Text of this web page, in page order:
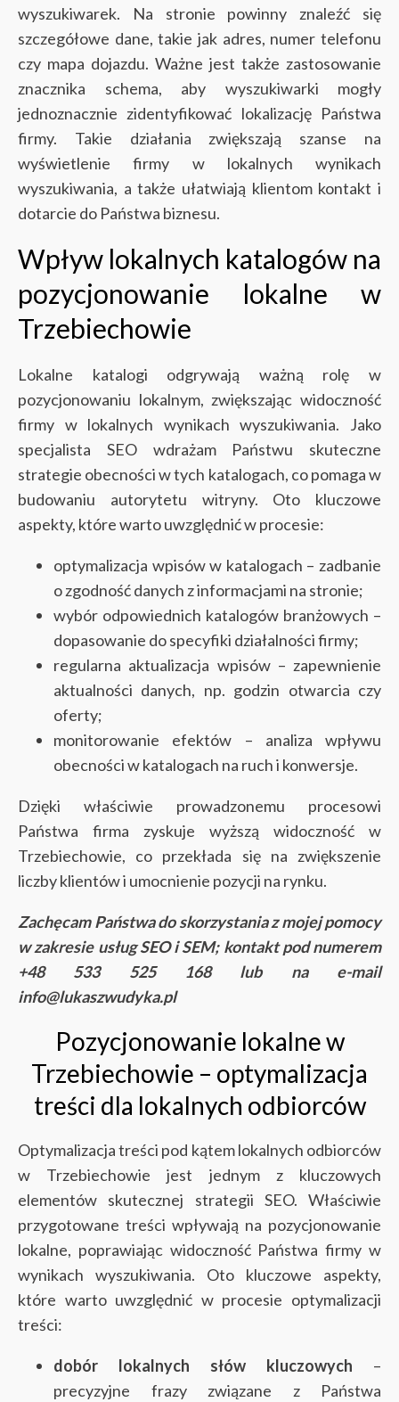
wyszukiwarek. Na stronie powinny znaleźć się
szczegółowe dane, takie jak adres, numer telefonu
czy mapa dojazdu. Ważne jest także zastosowanie
znacznika schema, aby wyszukiwarki mogły
jednoznacznie zidentyfikować lokalizację Państwa
firmy. Takie działania zwiększają szanse na
wyświetlenie firmy w lokalnych wynikach
wyszukiwania, a także ułatwiają klientom kontakt i
dotarcie do Państwa biznesu.
Wpływ lokalnych katalogów na
pozycjonowanie lokalne w
Trzebiechowie
Lokalne katalogi odgrywają ważną rolę w
pozycjonowaniu lokalnym, zwiększając widoczność
firmy w lokalnych wynikach wyszukiwania. Jako
specjalista SEO wdrażam Państwu skuteczne
strategie obecności w tych katalogach, co pomaga w
budowaniu autorytetu witryny. Oto kluczowe
aspekty, które warto uwzględnić w procesie:
optymalizacja wpisów w katalogach – zadbanie
o zgodność danych z informacjami na stronie;
wybór odpowiednich katalogów branżowych –
dopasowanie do specyfiki działalności firmy;
regularna aktualizacja wpisów – zapewnienie
aktualności danych, np. godzin otwarcia czy
oferty;
monitorowanie efektów – analiza wpływu
obecności w katalogach na ruch i konwersje.
Dzięki właściwie prowadzonemu procesowi
Państwa firma zyskuje wyższą widoczność w
Trzebiechowie, co przekłada się na zwiększenie
liczby klientów i umocnienie pozycji na rynku.
Zachęcam Państwa do skorzystania z mojej pomocy
w zakresie usług SEO i SEM; kontakt pod numerem
+48 533 525 168 lub na e-mail
info@lukaszwudyka.pl
Pozycjonowanie lokalne w
Trzebiechowie – optymalizacja
treści dla lokalnych odbiorców
Optymalizacja treści pod kątem lokalnych odbiorców
w Trzebiechowie jest jednym z kluczowych
elementów skutecznej strategii SEO. Właściwie
przygotowane treści wpływają na pozycjonowanie
lokalne, poprawiając widoczność Państwa firmy w
wynikach wyszukiwania. Oto kluczowe aspekty,
które warto uwzględnić w procesie optymalizacji
treści:
dobór lokalnych słów kluczowych –
precyzyjne frazy związane z Państwa